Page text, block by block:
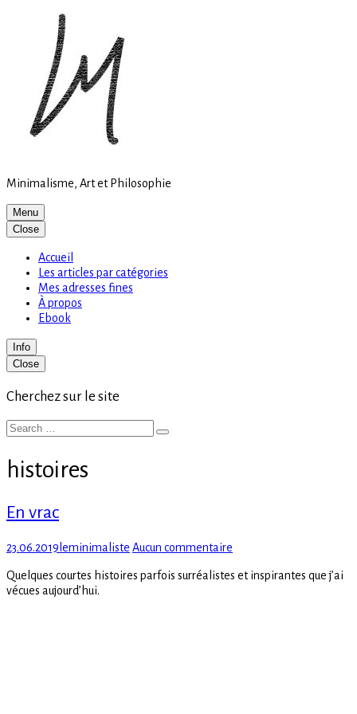
Minimalisme, Art et Philosophie
Menu
Close
Accueil
Les articles par catégories
Mes adresses fines
À propos
Ebook
Info
Primary
Sidebar
Close
Cherchez sur le site
Search
Search
histoires
En vrac
Posted
23.06.2019 Author
leminimaliste Aucun commentaire
vrac
Quelques courtes histoires parfois surréalistes et inspirantes que j’ai
vécues aujourd’hui.